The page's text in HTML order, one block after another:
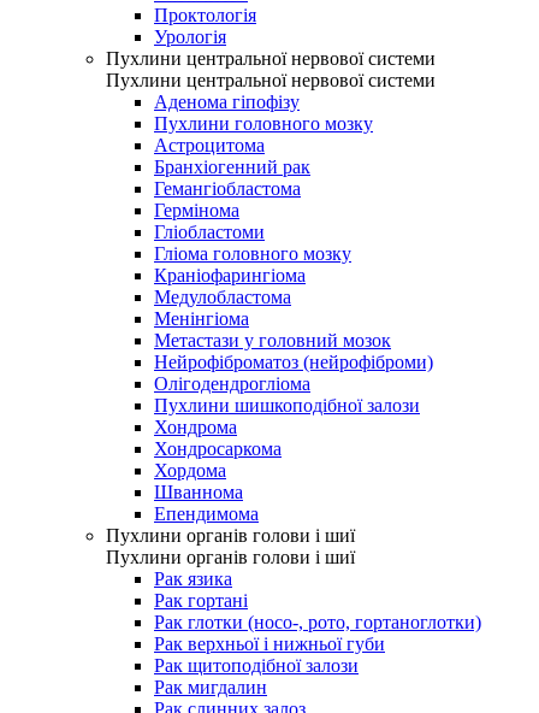
Проктологія
Урологія
Пухлини центральної нервової системи
Пухлини центральної нервової системи
Аденома гіпофізу
Пухлини головного мозку
Астроцитома
Бранхіогенний рак
Гемангіобластома
Гермінома
Гліобластоми
Гліома головного мозку
Краніофарингіома
Медулобластома
Менінгіома
Метастази у головний мозок
Нейрофіброматоз (нейрофіброми)
Олігодендрогліома
Пухлини шишкоподібної залози
Хондрома
Хондросаркома
Хордома
Шваннома
Епендимома
Пухлини органів голови і шиї
Пухлини органів голови і шиї
Рак язика
Рак гортані
Рак глотки (носо-, рото, гортаноглотки)
Рак верхньої і нижньої губи
Рак щитоподібної залози
Рак мигдалин
Рак слинних залоз